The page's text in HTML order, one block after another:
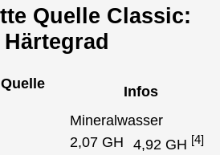
Quelle Classic:
Infos
Mineralwasser
2,07 GH 4,92 GH [4]